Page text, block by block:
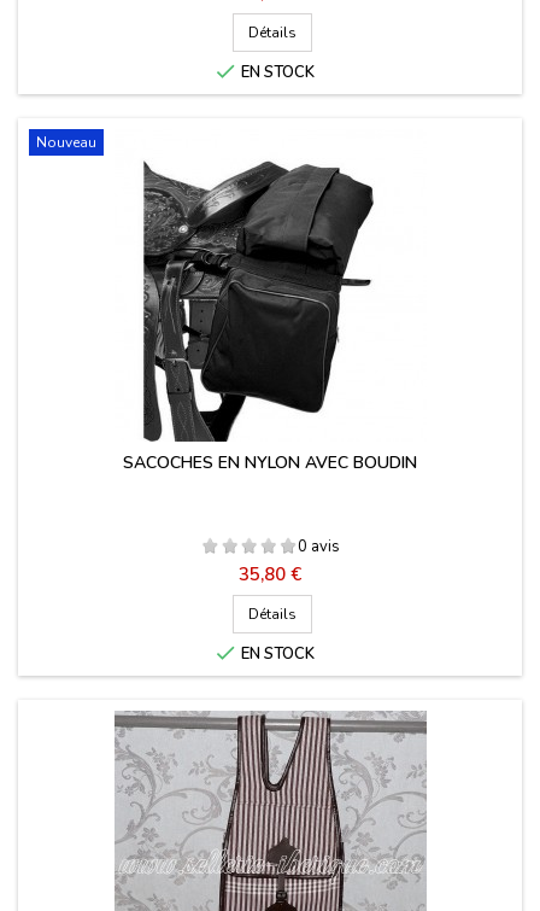
Détails
 EN STOCK
Nouveau
SACOCHES EN NYLON AVEC BOUDIN
0 avis
Prix
35,80 €
Détails
 EN STOCK